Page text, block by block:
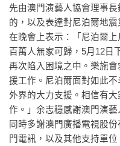
先由澳門演藝人協會理事
的，以及表達對尼泊爾地
在晚會上表示：「尼泊爾
百萬人無家可歸，5月12日
再次陷入困境之中。樂施
援工作。尼泊爾面對如此
外界的大力支援。相信有
作。」余志穩感謝澳門演藝
同時多謝澳門廣播電視股
門電訊，以及其他支持單